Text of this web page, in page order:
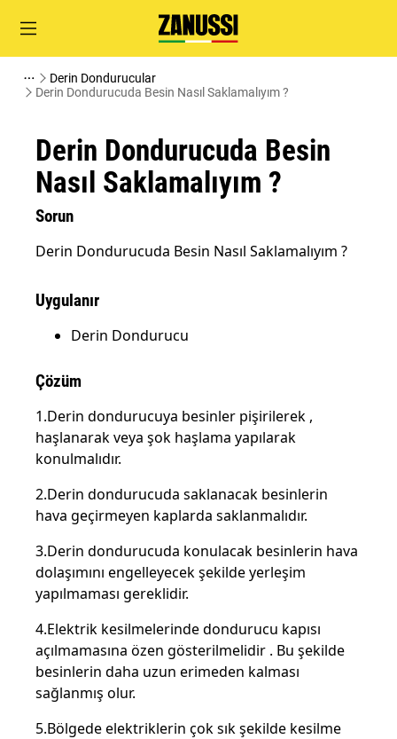
Derin Dondurucular
Derin Dondurucuda Besin Nasıl Saklamalıyım ?
Derin Dondurucuda Besin
Nasıl Saklamalıyım ?
Sorun
Derin Dondurucuda Besin Nasıl Saklamalıyım ?
Uygulanır
Derin Dondurucu
Çözüm
1.Derin dondurucuya besinler pişirilerek ,
haşlanarak veya şok haşlama yapılarak
konulmalıdır.
2.Derin dondurucuda saklanacak besinlerin
hava geçirmeyen kaplarda saklanmalıdır.
3.Derin dondurucuda konulacak besinlerin hava
dolaşımını engelleyecek şekilde yerleşim
yapılmaması gereklidir.
4.Elektrik kesilmelerinde dondurucu kapısı
açılmamasına özen gösterilmelidir . Bu şekilde
besinlerin daha uzun erimeden kalması
sağlanmış olur.
5.Bölgede elektriklerin çok sık şekilde kesilme